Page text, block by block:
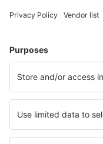
Hotels in New York
Beste hotels - steden
Hotels in Ust-Maya